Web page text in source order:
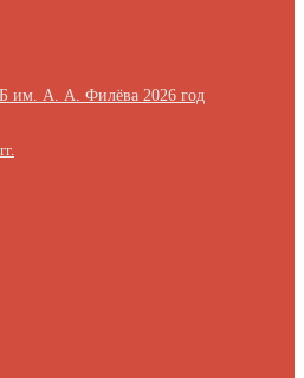
им. А. А. Филёва 2026 год